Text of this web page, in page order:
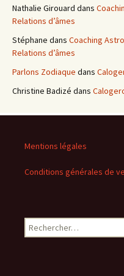
Nathalie Girouard dans
Relations d’âmes
Stéphane dans Coaching
Relations d’âmes
Parlons Zodiaque dans
Christine Badizé dans
Mentions légales
Conditions générales de
Rechercher :